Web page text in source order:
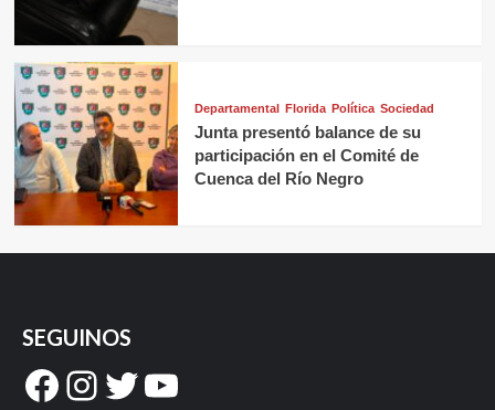
Departamental Florida Política Sociedad
Junta presentó balance de su
participación en el Comité de
Cuenca del Río Negro
SEGUINOS
Facebook
Instagram
Twitter
YouTube